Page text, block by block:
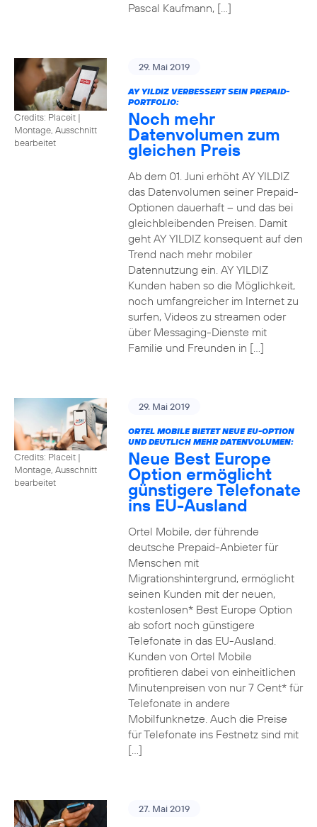
Pascal Kaufmann, […]
Credits: Placeit |
Montage, Ausschnitt
bearbeitet
29. Mai 2019
AY YILDIZ VERBESSERT SEIN PREPAID-
PORTFOLIO:
Noch mehr
Datenvolumen zum
gleichen Preis
Ab dem 01. Juni erhöht AY YILDIZ
das Datenvolumen seiner Prepaid-
Optionen dauerhaft – und das bei
gleichbleibenden Preisen. Damit
geht AY YILDIZ konsequent auf den
Trend nach mehr mobiler
Datennutzung ein. AY YILDIZ
Kunden haben so die Möglichkeit,
noch umfangreicher im Internet zu
surfen, Videos zu streamen oder
über Messaging-Dienste mit
Familie und Freunden in […]
Credits: Placeit |
Montage, Ausschnitt
bearbeitet
29. Mai 2019
ORTEL MOBILE BIETET NEUE EU-OPTION
UND DEUTLICH MEHR DATENVOLUMEN:
Neue Best Europe
Option ermöglicht
günstigere Telefonate
ins EU-Ausland
Ortel Mobile, der führende
deutsche Prepaid-Anbieter für
Menschen mit
Migrationshintergrund, ermöglicht
seinen Kunden mit der neuen,
kostenlosen* Best Europe Option
ab sofort noch günstigere
Telefonate in das EU-Ausland.
Kunden von Ortel Mobile
profitieren dabei von einheitlichen
Minutenpreisen von nur 7 Cent* für
Telefonate in andere
Mobilfunknetze. Auch die Preise
für Telefonate ins Festnetz sind mit
[…]
27. Mai 2019